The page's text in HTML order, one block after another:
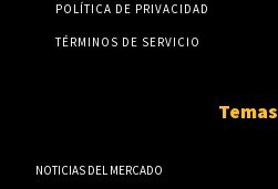
POLÍTICA DE PRIVACIDAD
TÉRMINOS DE SERVICIO
Temas
NOTICIAS DEL MERCADO